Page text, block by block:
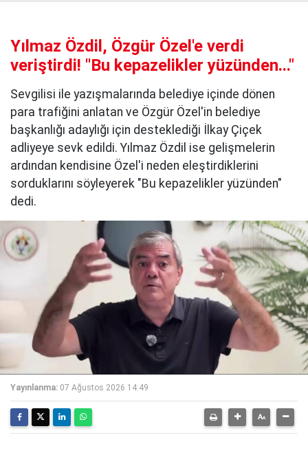
Yılmaz Özdil, Özgür Özel'e verdi
veriştirdi! ''Bu kepazelikler yüzünden..."
Sevgilisi ile yazışmalarında belediye içinde dönen
para trafiğini anlatan ve Özgür Özel'in belediye
başkanlığı adaylığı için desteklediği İlkay Çiçek
adliyeye sevk edildi. Yılmaz Özdil ise gelişmelerin
ardından kendisine Özel'i neden eleştirdiklerini
sorduklarını söyleyerek "Bu kepazelikler yüzünden"
dedi.
Yayınlanma: 07 Ağustos 2026 14:49